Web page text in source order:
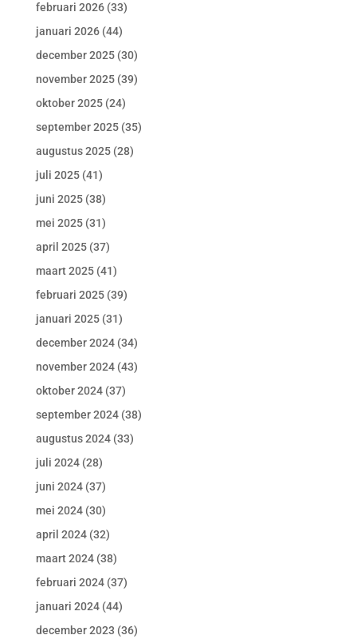
februari 2026(33)
januari 2026(44)
december 2025(30)
november 2025(39)
oktober 2025(24)
september 2025(35)
augustus 2025(28)
juli 2025(41)
juni 2025(38)
mei 2025(31)
april 2025(37)
maart 2025(41)
februari 2025(39)
januari 2025(31)
december 2024(34)
november 2024(43)
oktober 2024(37)
september 2024(38)
augustus 2024(33)
juli 2024(28)
juni 2024(37)
mei 2024(30)
april 2024(32)
maart 2024(38)
februari 2024(37)
januari 2024(44)
december 2023 (36)